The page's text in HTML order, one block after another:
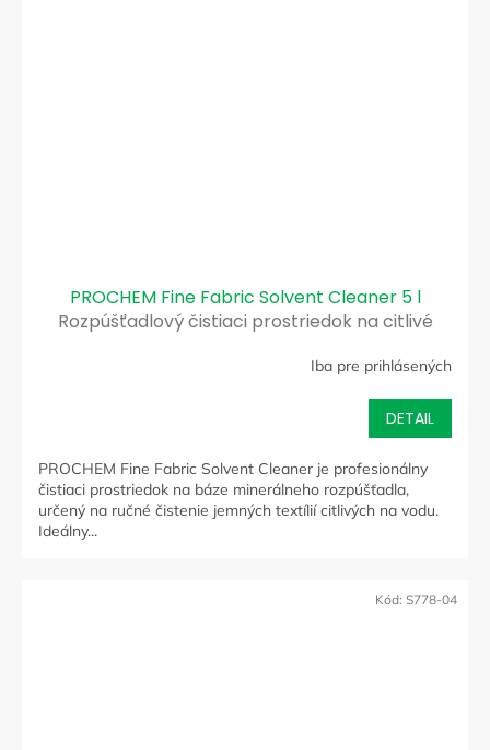
PROCHEM Fine Fabric Solvent Cleaner 5 l
Rozpúšťadlový čistiaci prostriedok na citlivé
Iba pre prihlásených
DETAIL
PROCHEM Fine Fabric Solvent Cleaner je profesionálny
čistiaci prostriedok na báze minerálneho rozpúšťadla,
určený na ručné čistenie jemných textílií citlivých na vodu.
Ideálny...
Kód: S778-04